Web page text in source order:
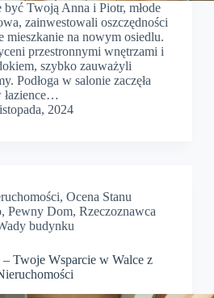
Twoją Anna i Piotr, młode
zainwestowali oszczędności
mieszkanie na nowym osiedlu.
przestronnymi wnętrzami i
szybko zauważyli
Podłoga w salonie zaczęła
łazience…
2024
, Ocena Stanu
, Pewny Dom, Rzeczoznawca
budynku
Twoje Wsparcie w Walce z